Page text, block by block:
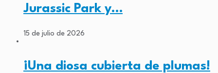
Jurassic Park y…
15 de julio de 2026
¡Una diosa cubierta de plumas!